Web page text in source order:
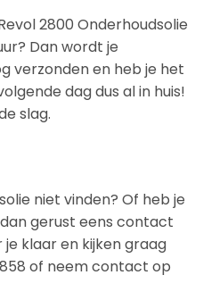
2800 Onderhoudsolie
Dan wordt je
verzonden en heb je het
dag dus al in huis!
slag.
niet vinden? Of heb je
gerust eens contact
klaar en kijken graag
of neem contact op